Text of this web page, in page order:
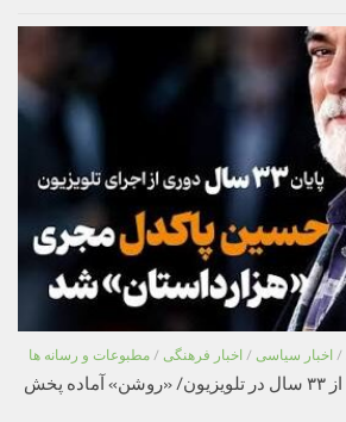
/ اخبار سیاسی / اخبار فرهنگی / مطبوعات و رسانه ها
اجرای حسین پاکدل پس از ۳۳ سال در تلویزیون/ «روشن» آماده پخش